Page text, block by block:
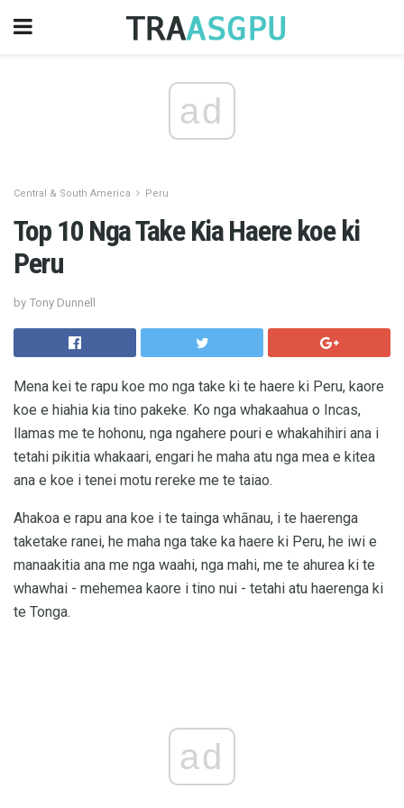
ad
Central & South America Peru
Top 10 Nga Take Kia Haere koe ki
Peru
by Tony Dunnell
Mena kei te rapu koe mo nga take ki te haere ki Peru, kaore
koe e hiahia kia tino pakeke. Ko nga whakaahua o Incas,
llamas me te hohonu, nga ngahere pouri e whakahihiri ana i
tetahi pikitia whakaari, engari he maha atu nga mea e kitea
ana e koe i tenei motu rereke me te taiao.
Ahakoa e rapu ana koe i te tainga whānau, i te haerenga
taketake ranei, he maha nga take ka haere ki Peru, he iwi e
manaakitia ana me nga waahi, nga mahi, me te ahurea ki te
whawhai - mehemea kaore i tino nui - tetahi atu haerenga ki
te Tonga.
ad